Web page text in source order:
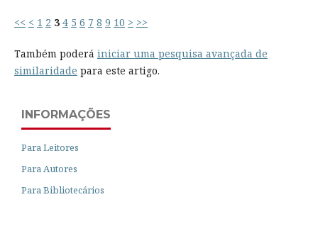
<< < 1 2 3 4 5 6 7 8 9 10 > >>
Também poderá iniciar uma pesquisa avançada de
similaridade para este artigo.
INFORMAÇÕES
Para Leitores
Para Autores
Para Bibliotecários